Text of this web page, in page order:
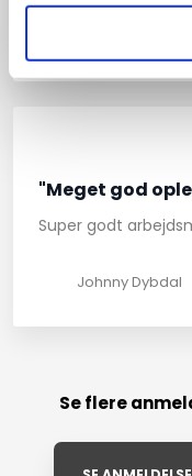
"Meget god
Super godt
Johnny Dybdal
Se flere